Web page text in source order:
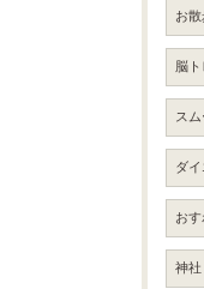
お散
脳ト
スム
ダイ
おす
神社